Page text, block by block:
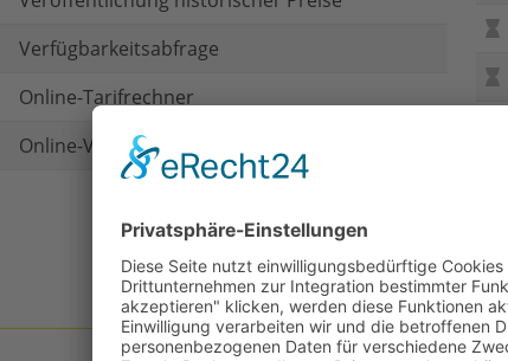
Verfügbarkeitsabfrage
Online-Tarifrechner
Online-Vertragsabschluss